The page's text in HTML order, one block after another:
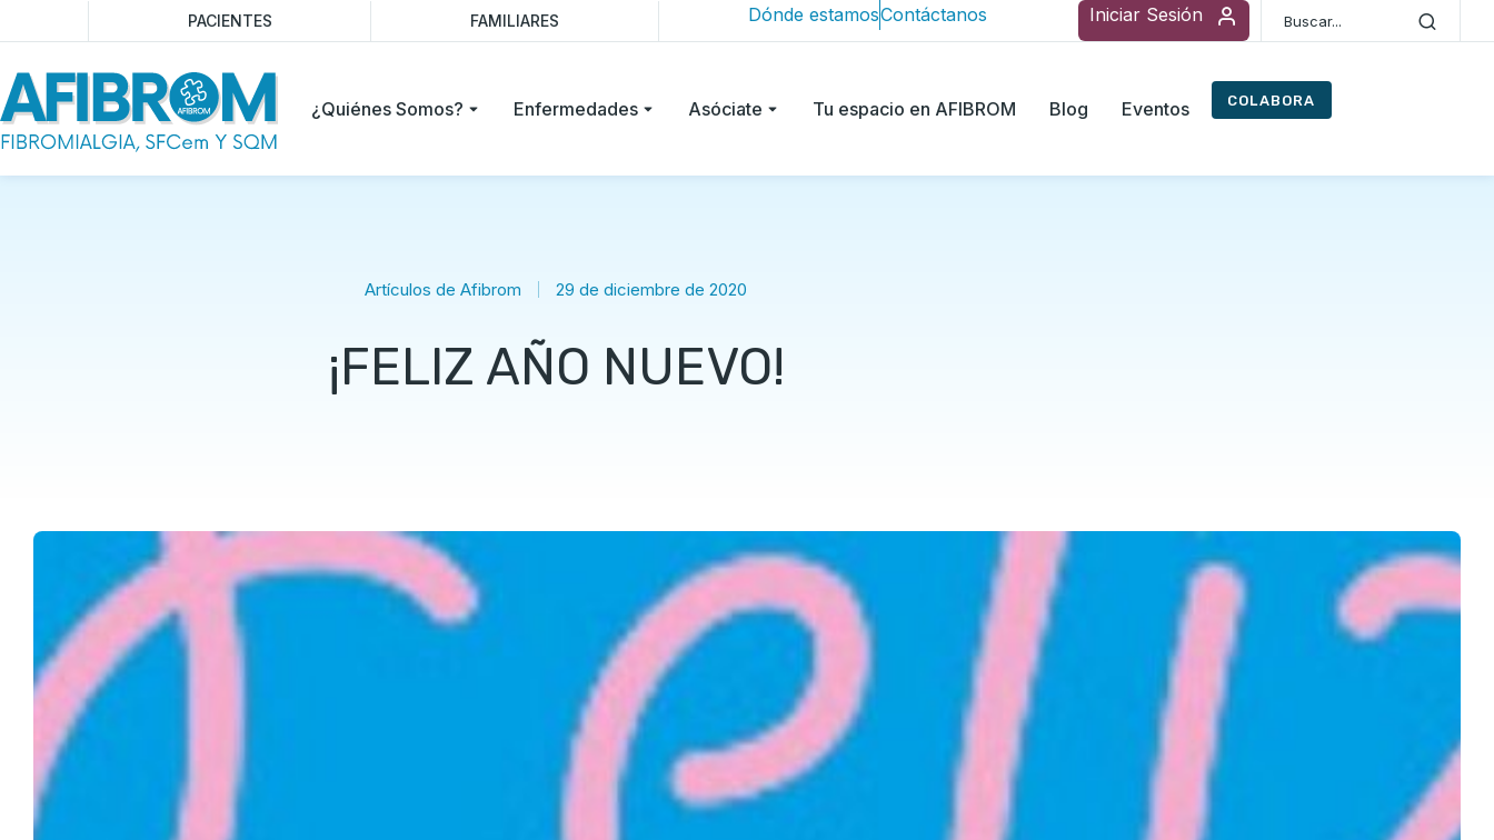
PACIENTES FAMILIARES Dónde estamosContáctanos Iniciar Sesión
¿Quiénes Somos? Enfermedades Asóciate Tu espacio en AFIBROM Blog Eventos COLABORA
Artículos de Afibrom 29 de diciembre de 2020
¡FELIZ AÑO NUEVO!